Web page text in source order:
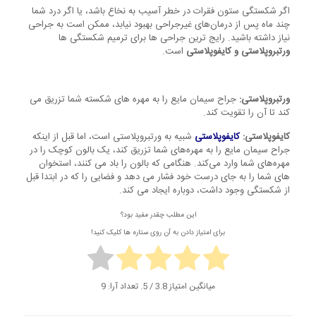
اگر شکستگی ستون فقرات در خطر آسیب به نخاع باشد، یا اگر درد شما
چند ماه پس از درمان‌های غیرجراحی بهبود نیابد، ممکن است به جراحی
نیاز داشته باشید. رایج ترین جراحی ها برای ترمیم شکستگی ها
ورتبروپلاستی و کایفوپلاستی است.
ورتبروپلاستی: جراح سیمان مایع را به مهره های شکسته شما تزریق می
کند تا آن را تقویت کند.
کایفوپلاستی: کایفوپلاستی شبیه به ورتبروپلاستی است، اما قبل از اینکه
جراح سیمان مایع را به مهره‌های شما تزریق کند، یک بالون کوچک را در
مهره‌های شما وارد می‌کند. هنگامی که بالون را باد می کنند، استخوان
های شما را به جای درست خود فشار می دهد و فضایی را که در ابتدا قبل
از شکستگی وجود داشت، دوباره ایجاد می کند.
این مطلب چقدر مفید بود؟
برای امتیاز دادن به آن روی ستاره ها کلیک کنید!
میانگین امتیاز3.8/ 5. تعداد آرا: 9